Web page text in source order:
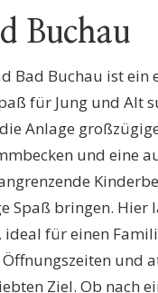
Buchau
Bad Buchau ist
für Jung und Alt
Anlage
und eine
Spaß bringen. Hier
für einen
und
Ziel. Ob nach